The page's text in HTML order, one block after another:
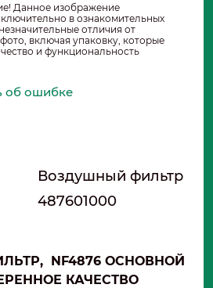
Данное изображение
в ознакомительных
отличия от
включая упаковку, которые
и функциональность
об ошибке
Воздушный фильтр
487601000
NF4876 ОСНОВНОЙ
КАЧЕСТВО